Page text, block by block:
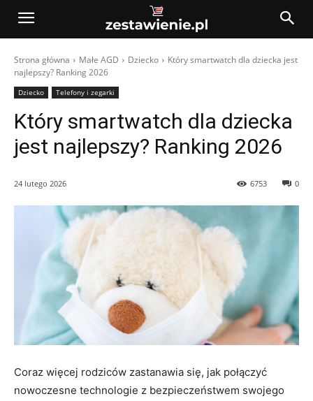
Strona główna Małe AGD Dziecko
Który smartwatch dla dziecka jest
najlepszy? Ranking 2026
Dziecko Telefony i zegarki
Który smartwatch dla dziecka
jest najlepszy? Ranking 2026
24 lutego 2026 0
6753
Coraz więcej rodziców zastanawia się, jak połączyć
nowoczesne technologie z bezpieczeństwem swojego